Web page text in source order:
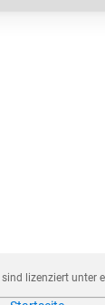
lizenziert unter